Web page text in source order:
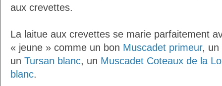
aux crevettes.
La laitue aux crevettes se marie parfaitement
« jeune » comme un bon Muscadet primeur, un
un Tursan blanc, un Muscadet Coteaux de la
blanc.